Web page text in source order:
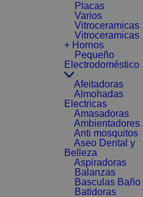
Placas
Varios
Vitroceramicas
Vitroceramicas
+ Hornos
Pequeño
Electrodoméstico
Afeitadoras
Almohadas
Electricas
Amasadoras
Ambientadores
Anti mosquitos
Aseo Dental y
Belleza
Aspiradoras
Balanzas
Basculas Baño
Batidoras